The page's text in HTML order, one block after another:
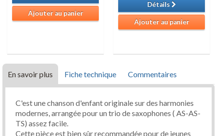
Ajouter au panier
Détails
Ajouter au panier
En savoir plus Fiche technique Commentaires
C'est une chanson d'enfant originale sur des harmonies
modernes, arrangée pour un trio de saxophones ( AS-AS-
TS) assez facile.
Cette pièce est bien sûr recommandée pour de jeunes